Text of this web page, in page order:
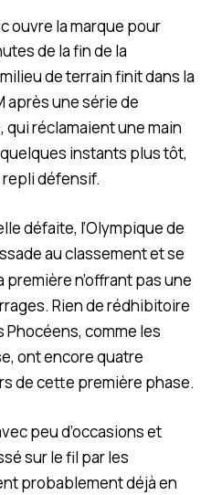
ouvre la marque pour
de la fin de la
de terrain finit dans la
après une série de
réclamaient une main
instants plus tôt,
repli défensif.
défaite, l’Olympique de
au classement et se
première n’offrant pas une
Rien de rédhibitoire
Phocéens, comme les
ont encore quatre
de cette première phase.
peu d’occasions et
sur le fil par les
probablement déjà en